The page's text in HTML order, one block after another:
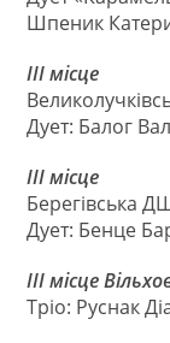
Шпеник
ІІІ місце
Дует: Балог
ІІІ місце
Берегівська
Дует: Бенце
ІІІ місце
Тріо: Руснак